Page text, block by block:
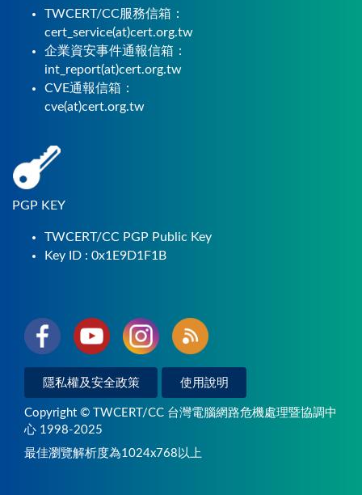
TWCERT/CC服務信箱：
cert_service(at)cert.org.tw
企業資安事件通報信箱：
int_report(at)cert.org.tw
CVE通報信箱：
cve(at)cert.org.tw
PGP KEY
TWCERT/CC PGP Public Key
Key ID : 0x1E9D1F1B
隱私權及安全政策 使用說明
Copyright © TWCERT/CC 台灣電腦網路危機處理暨協調中
心 1998-2025
最佳瀏覽解析度為1024x768以上